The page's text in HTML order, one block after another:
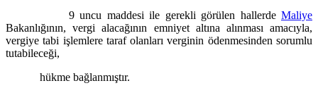
9 uncu maddesi ile gerekli görülen hallerde Maliye
Bakanlığının, vergi alacağının emniyet altına alınması amacıyla,
vergiye tabi işlemlere taraf olanları verginin ödenmesinden sorumlu
tutabileceği,
hükme bağlanmıştır.